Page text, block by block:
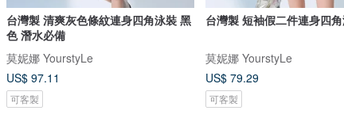
台灣製 清爽灰色條紋連身四角泳裝 黑
色 潛水必備
莫妮娜 YourstyLe
US$ 97.11
可客製
台灣製 短袖假二件連身四
莫妮娜 YourstyLe
US$ 79.29
可客製